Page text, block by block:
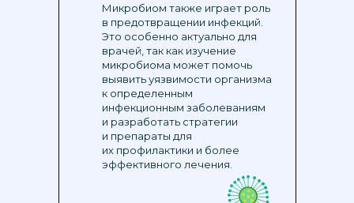
Микробиом также играет роль
в предотвращении инфекций.
Это особенно актуально для
врачей, так как изучение
микробиома может помочь
выявить уязвимости организма
к определенным
инфекционным заболеваниям
и разработать стратегии
и препараты для
их профилактики и более
эффективного лечения.